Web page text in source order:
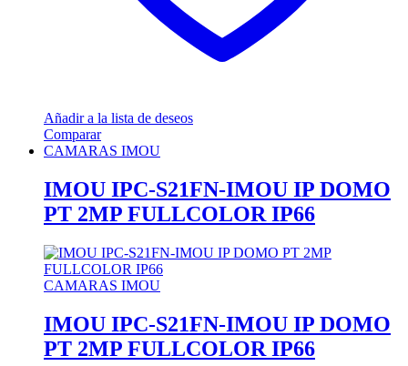
Añadir a la lista de deseos
Comparar
CAMARAS IMOU
IMOU IPC-S21FN-IMOU IP DOMO
PT 2MP FULLCOLOR IP66
CAMARAS IMOU
IMOU IPC-S21FN-IMOU IP DOMO
PT 2MP FULLCOLOR IP66